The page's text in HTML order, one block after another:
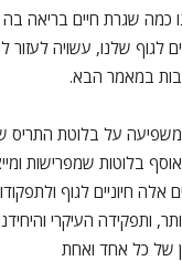
כמה שגרת חיים בריאה
לגוף שלנו, עשויה
במאמר הבא.
על בלוטת התריס
בלוטות שמפרישות
אלה חיוניים לגוף
ותפקידה העיקרי
של כל אחד ואחת